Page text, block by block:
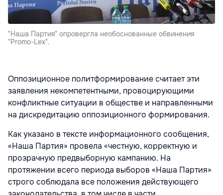
"Наша Партия" опровергла необоснованные обвинения
"Promo-Lex".
Оппозиционное политформирование считает эти
заявления некомпетентными, провоцирующими
конфликтные ситуации в обществе и направленными
на дискредитацию оппозиционного формирования.
Как указано в тексте информационного сообщения,
«Наша Партия» провела «честную, корректную и
прозрачную предвыборную кампанию. На
протяжении всего периода выборов «Наша Партия»
строго соблюдала все положения действующего